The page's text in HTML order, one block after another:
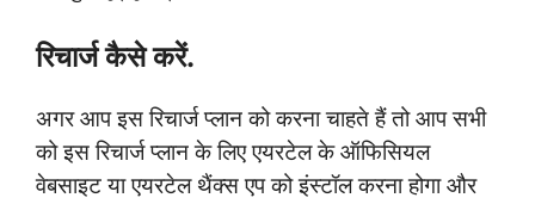
रिचार्ज कैसे करें.
अगर आप इस रिचार्ज प्लान को करना चाहते हैं तो आप सभी
को इस रिचार्ज प्लान के लिए एयरटेल के ऑफिसियल
वेबसाइट या एयरटेल थैंक्स एप को इंस्टॉल करना होगा और